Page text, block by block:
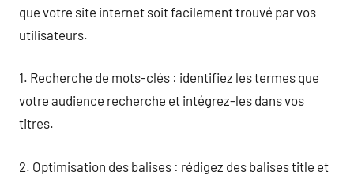
que votre site internet soit facilement trouvé par vos
utilisateurs.
1. Recherche de mots-clés : identifiez les termes que
votre audience recherche et intégrez-les dans vos
titres.
2. Optimisation des balises : rédigez des balises title et